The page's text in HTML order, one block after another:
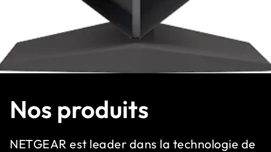
Nos produits
NETGEAR est leader dans la technologie de